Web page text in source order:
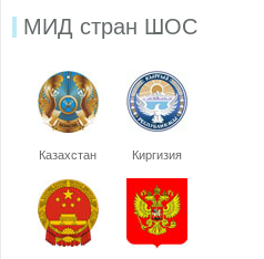
МИД стран ШОС
Казахстан Киргизия